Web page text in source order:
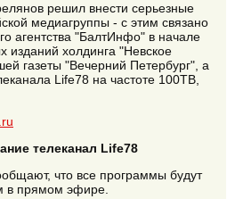
решил внести серьезные
медиагруппы - с этим связано
агентства "БалтИнфо" в начале
изданий холдинга "Невское
газеты "Вечерний Петербург", а
Life78 на частоте 100ТВ,
телеканал Life78
что все программы будут
в прямом эфире.